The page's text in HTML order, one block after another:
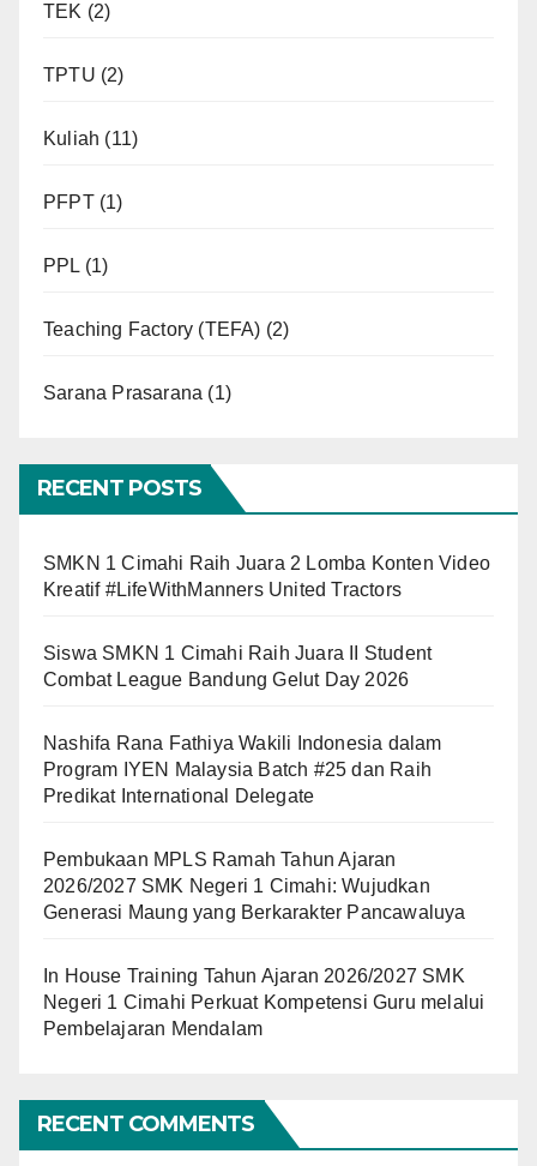
TEK (2)
TPTU (2)
Kuliah (11)
PFPT(1)
PPL (1)
Teaching Factory (TEFA) (2)
Sarana Prasarana (1)
RECENT POSTS
SMKN 1 Cimahi Raih Juara 2 Lomba Konten Video
Kreatif #LifeWithManners United Tractors
Siswa SMKN 1 Cimahi Raih Juara II Student
Combat League Bandung Gelut Day 2026
Nashifa Rana Fathiya Wakili Indonesia dalam
Program IYEN Malaysia Batch #25 dan Raih
Predikat International Delegate
Pembukaan MPLS Ramah Tahun Ajaran
2026/2027 SMK Negeri 1 Cimahi: Wujudkan
Generasi Maung yang Berkarakter Pancawaluya
In House Training Tahun Ajaran 2026/2027 SMK
Negeri 1 Cimahi Perkuat Kompetensi Guru melalui
Pembelajaran Mendalam
RECENT COMMENTS